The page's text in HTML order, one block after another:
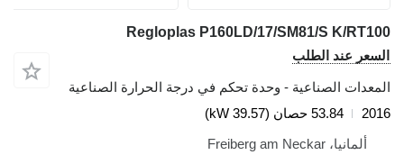
Regloplas P160LD/17/SM81/S K/RT100
السعر عند الطلب
المعدات الصناعية - وحدة تحكم في درجة الحرارة الصناعية
2016
53.84 حصان (39.57 kW)
ألمانيا، Freiberg am Neckar